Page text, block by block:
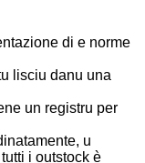
di e norme
lisciu danu una
un registru per
u
i outstock è